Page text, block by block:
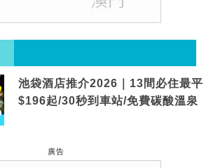
池袋酒店推介2026｜13間必住最平
$196起/30秒到車站/免費碳酸溫泉
廣告